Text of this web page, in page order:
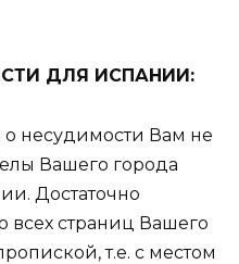
ДЛЯ ИСПАНИИ:
несудимости Вам не
Вашего города
Достаточно
всех страниц Вашего
т.е. с местом